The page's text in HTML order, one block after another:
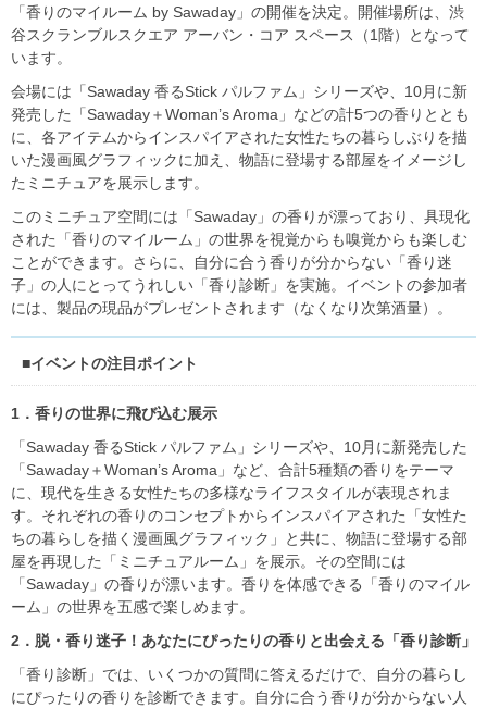
「香りのマイルーム by Sawaday」の開催を決定。開催場所は、渋
谷スクランブルスクエア アーバン・コア スペース（1階）となって
います。
会場には「Sawaday 香るStick パルファム」シリーズや、10月に新
発売した「Sawaday＋Woman’s Aroma」などの計5つの香りととも
に、各アイテムからインスパイアされた女性たちの暮らしぶりを描
いた漫画風グラフィックに加え、物語に登場する部屋をイメージし
たミニチュアを展示します。
このミニチュア空間には「Sawaday」の香りが漂っており、具現化
された「香りのマイルーム」の世界を視覚からも嗅覚からも楽しむ
ことができます。さらに、自分に合う香りが分からない「香り迷
子」の人にとってうれしい「香り診断」を実施。イベントの参加者
には、製品の現品がプレゼントされます（なくなり次第酒量）。
■イベントの注目ポイント
1．香りの世界に飛び込む展示
「Sawaday 香るStick パルファム」シリーズや、10月に新発売した
「Sawaday＋Woman’s Aroma」など、合計5種類の香りをテーマ
に、現代を生きる女性たちの多様なライフスタイルが表現されま
す。それぞれの香りのコンセプトからインスパイアされた「女性た
ちの暮らしを描く漫画風グラフィック」と共に、物語に登場する部
屋を再現した「ミニチュアルーム」を展示。その空間には
「Sawaday」の香りが漂います。香りを体感できる「香りのマイル
ーム」の世界を五感で楽しめます。
2．脱・香り迷子！あなたにぴったりの香りと出会える「香り診断」
「香り診断」では、いくつかの質問に答えるだけで、自分の暮らし
にぴったりの香りを診断できます。自分に合う香りが分からない人